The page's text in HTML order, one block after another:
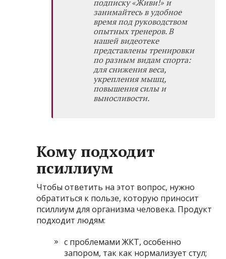
подписку«Живи!»и
занимайтесь в удобное
время под руководством
опытных тренеров. В
нашей видеотеке
представлены тренировки
по разным видам спорта:
для снижения веса,
укрепления мышц,
повышения силы и
выносливости.
Кому подходит
псиллиум
Чтобы ответить на этот вопрос, нужно
обратиться к пользе, которую приносит
псиллиум для организма человека. Продукт
подходит людям:
с проблемами ЖКТ, особенно
запором, так как нормализует стул;